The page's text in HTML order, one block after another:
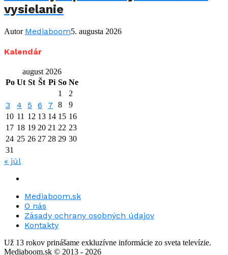
vysielanie
Autor Mediaboom5. augusta 2026
Kalendár
august 2026
Po Ut St Št Pi So Ne
1
2
3 4 5 6 7 8
9
10 11 12 13 14 15 16
17 18 19 20 21 22 23
24 25 26 27 28 29 30
31
« júl
Mediaboom.sk
O nás
Zásady ochrany osobných údajov
Kontakty
Už 13 rokov prinášame exkluzívne informácie zo sveta televízie.
Mediaboom.sk © 2013 - 2026